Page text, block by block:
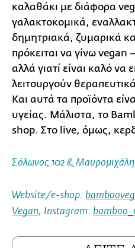
καλαθάκι με διάφορα
γαλακτοκομικά,
δημητριακά, ζυμαρικά
πρόκειται να γίνω vegan
αλλά γιατί είναι καλό να
λειτουργούν
Και αυτά τα προϊόντα
υγείας. Μάλιστα, το
shop. Στο live, όμως,
Σόλωνος 102 &
Website/e-shop:
Vegan, Instagram: